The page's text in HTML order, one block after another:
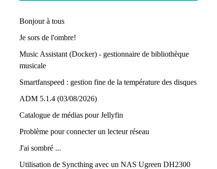
Bonjour à tous
Je sors de l'ombre!
Music Assistant (Docker) - gestionnaire de bibliothèque
musicale
Smartfanspeed : gestion fine de la température des disques
ADM 5.1.4 (03/08/2026)
Catalogue de médias pour Jellyfin
Problème pour connecter un lecteur réseau
J'ai sombré ...
Utilisation de Syncthing avec un NAS Ugreen DH2300